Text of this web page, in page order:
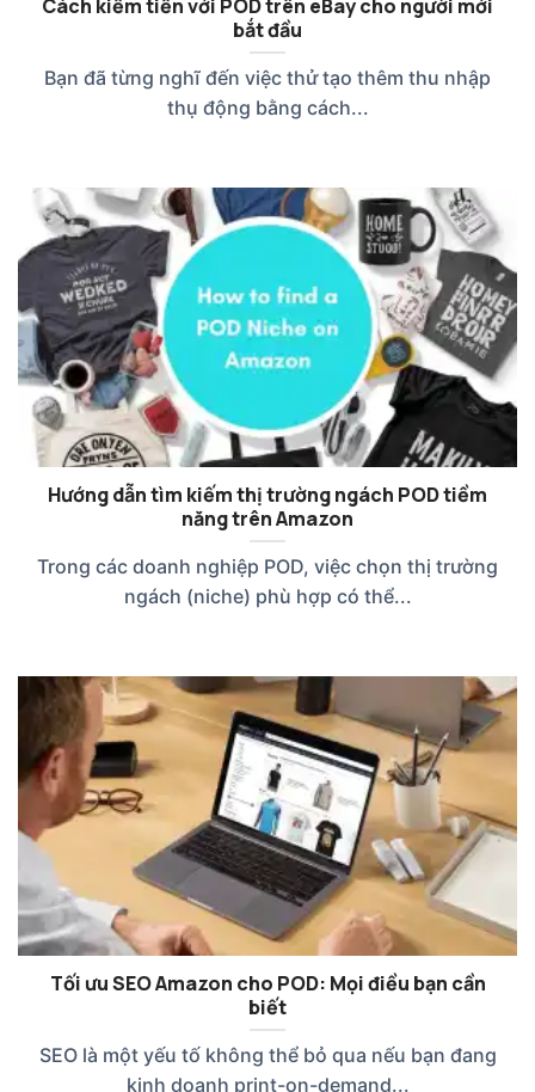
Cách kiếm tiền với POD trên eBay cho người mới
bắt đầu
Bạn đã từng nghĩ đến việc thử tạo thêm thu nhập
thụ động bằng cách...
Hướng dẫn tìm kiếm thị trường ngách POD tiềm
năng trên Amazon
Trong các doanh nghiệp POD, việc chọn thị trường
ngách (niche) phù hợp có thể...
Tối ưu SEO Amazon cho POD: Mọi điều bạn cần
biết
SEO là một yếu tố không thể bỏ qua nếu bạn đang
kinh doanh print-on-demand...